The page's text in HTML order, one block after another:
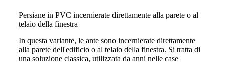
Persiane in PVC incernierate direttamente alla parete o al
telaio della finestra
In questa variante, le ante sono incernierate direttamente
alla parete dell'edificio o al telaio della finestra. Si tratta di
una soluzione classica, utilizzata da anni nelle case